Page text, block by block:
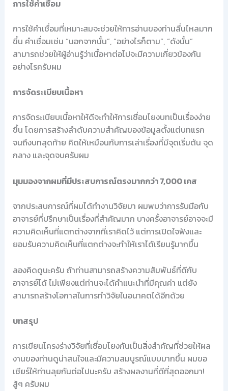
การใช้คำเชื่อม
การใช้คำเชื่อมที่เหมาะสมจะช่วยให้การอ่านของท่านลื่นไหลมาก
ขึ้น คำเชื่อมเช่น “นอกจากนั้น”, “อย่างไรก็ตาม”, “ดังนั้น”
สามารถช่วยให้ผู้อ่านรู้ว่าเนื้อหาต่อไปจะมีความเกี่ยวข้องกัน
อย่างไรครับผม
การจัดระเบียบเนื้อหา
การจัดระเบียบเนื้อหาให้ดีจะทำให้การเชื่อมโยงบทเป็นเรื่องง่าย
ขึ้น โดยการสร้างลำดับความสำคัญของข้อมูลตั้งแต่บทแรก
จนถึงบทสุดท้าย คิดให้เหมือนกับการเล่าเรื่องที่มีจุดเริ่มต้น จุด
กลาง และจุดจบครับผม
มุมมองจากผมที่มีประสบการณ์ตรงมากกว่า 7,000 เคส
จากประสบการณ์ที่ผมได้ทำงานวิจัยมา ผมพบว่าการรับมือกับ
อาจารย์ที่ปรึกษาเป็นเรื่องที่สำคัญมาก บางครั้งอาจารย์อาจจะมี
ความคิดเห็นที่แตกต่างจากที่เราคิดไว้ แต่การเปิดใจฟังและ
ยอมรับความคิดเห็นที่แตกต่างจะทำให้เราได้เรียนรู้มากขึ้น
ลองคิดดูนะครับ ถ้าท่านสามารถสร้างความสัมพันธ์ที่ดีกับ
อาจารย์ได้ ไม่เพียงแต่ท่านจะได้คำแนะนำที่มีคุณค่า แต่ยัง
สามารถสร้างโอกาสในการทำวิจัยในอนาคตได้อีกด้วย
บทสรุป
การเขียนโครงร่างวิจัยที่เชื่อมโยงกันเป็นสิ่งสำคัญที่ช่วยให้ผล
งานของท่านดูน่าสนใจและมีความสมบูรณ์แบบมากขึ้น ผมขอ
เชียร์ให้ท่านลุยกันต่อไปนะครับ สร้างผลงานที่ดีที่สุดออกมา!
สู้ๆ ครับผม